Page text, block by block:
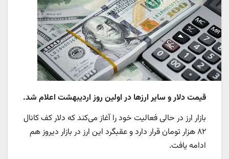
قیمت دلار و سایر ارزها در اولین روز اردیبهشت اعلام شد.
بازار ارز در حالی فعالیت خود را آغاز می‌کند که دلار کف کانال
۸۲ هزار تومان قرار دارد و عقبگرد این ارز در بازار دیروز هم
ادامه یافت.